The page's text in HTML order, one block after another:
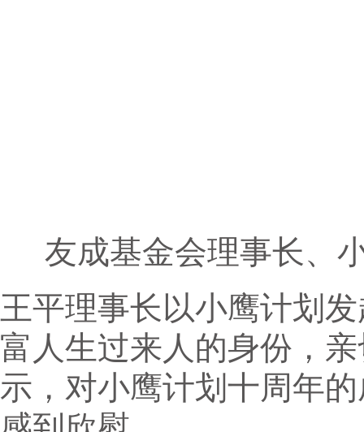
友成基金会理事长、
王平理事长以小鹰计划
富人生过来人的身份，
示，对小鹰计划十周年